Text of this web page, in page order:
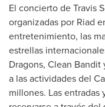
El concierto deTravis
organizadas por Riad
entretenimiento, las
estrellas
Dragons, Clean
a las actividades del
millones. Las entradas